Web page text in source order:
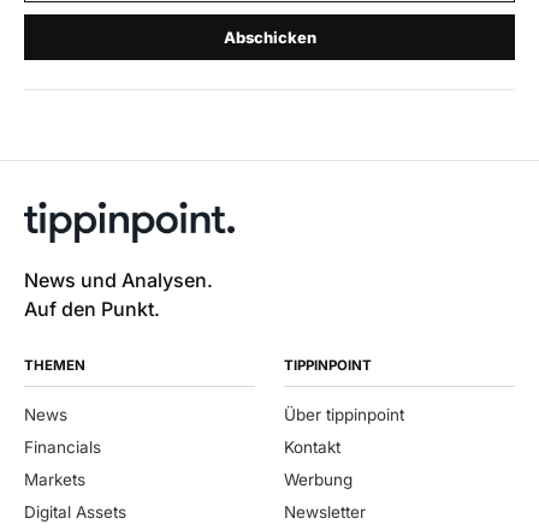
Abschicken
News und Analysen.
Auf den Punkt.
THEMEN
News
Financials
Markets
Digital Assets
TIPPINPOINT
Über tippinpoint
Kontakt
Werbung
Newsletter